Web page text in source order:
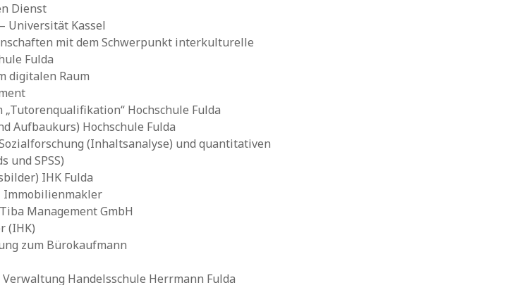
Dienst
Universität Kassel
mit dem Schwerpunkt interkulturelle
Fulda
digitalen Raum
Hochschule Fulda
Aufbaukurs) Hochschule Fulda
(Inhaltsanalyse) und quantitativen
und SPSS)
IHK Fulda
Immobilienmakler
Management GmbH
(IHK)
zum Bürokaufmann
Handelsschule Herrmann Fulda